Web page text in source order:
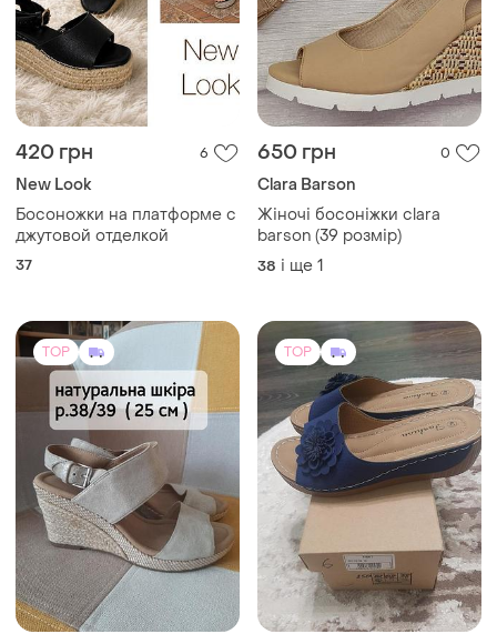
420 грн 6
New Look
Босоножки на платформе с
джутовой отделкой
37
650 грн 0
Clara Barson
Жіночі босоніжки clara
barson (39 розмір)
38 і ще 1
TOP TOP